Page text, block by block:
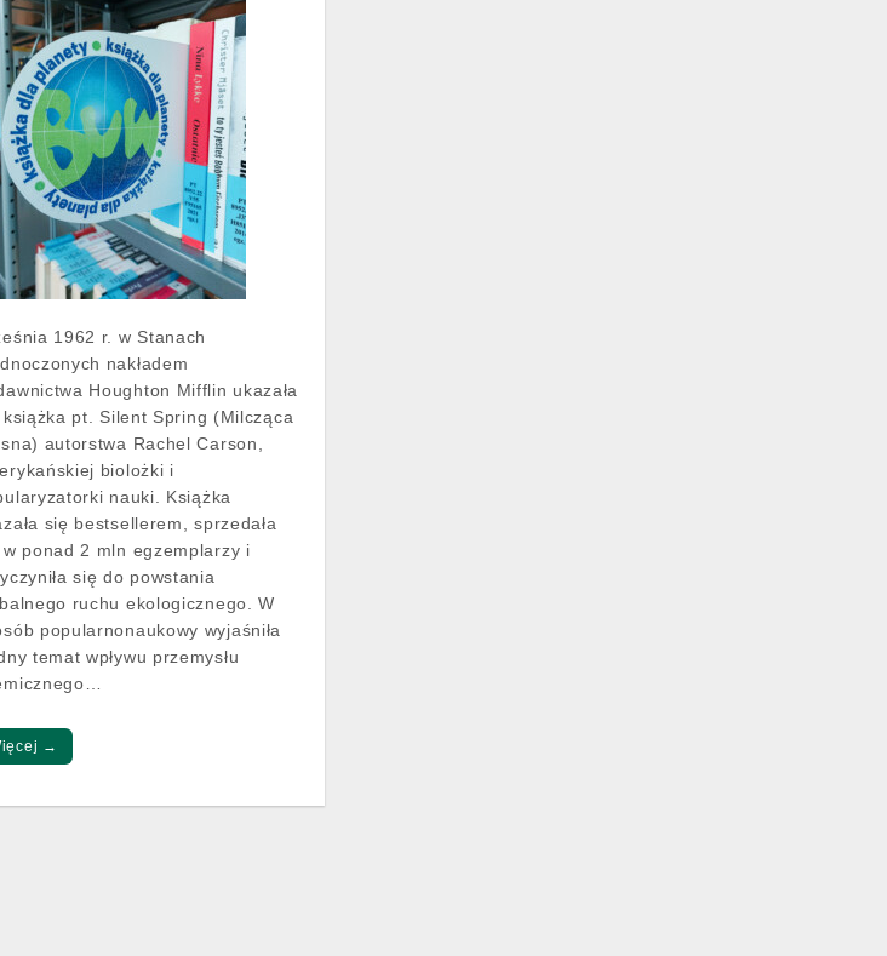
1962 r. w Stanach
nakładem
Houghton Mifflin ukazała
pt. Silent Spring (Milcząca
autorstwa Rachel Carson,
biolożki i
nauki. Książka
się bestsellerem, sprzedała
ponad 2 mln egzemplarzy i
się do powstania
ruchu ekologicznego. W
popularnonaukowy wyjaśniła
temat wpływu przemysłu
→